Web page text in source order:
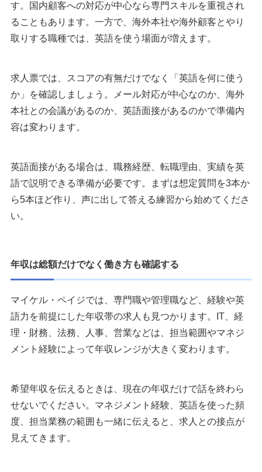
す。国内顧客への対応が中心なら専門スキルを重視され
ることもあります。一方で、海外本社や海外顧客とやり
取りする職種では、英語を使う場面が増えます。
求人票では、スコアの有無だけでなく「英語を何に使う
か」を確認しましょう。メール対応が中心なのか、海外
本社との会議があるのか、英語面接があるのかで準備内
容は変わります。
英語面接がある場合は、職務経歴、転職理由、実績を英
語で説明できる準備が必要です。まずは想定質問を3本か
ら5本ほど作り、声に出して答える練習から始めてくださ
い。
年収は総額だけでなく働き方も確認する
マイケル・ペイジでは、専門職や管理職など、経験や英
語力を前提にした年収帯の求人も見つかります。IT、経
理・財務、法務、人事、営業などは、担当範囲やマネジ
メント経験によって年収レンジが大きく変わります。
希望年収を伝えるときは、現在の年収だけで話を終わら
せないでください。マネジメント経験、英語を使った頻
度、担当業務の範囲も一緒に伝えると、求人との接点が
見えてきます。